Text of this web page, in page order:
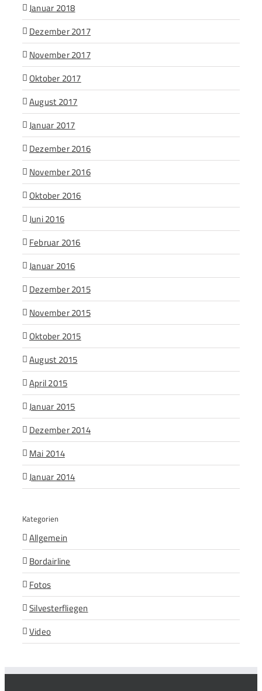
Januar 2018
Dezember 2017
November 2017
Oktober 2017
August 2017
Januar 2017
Dezember 2016
November 2016
Oktober 2016
Juni 2016
Februar 2016
Januar 2016
Dezember 2015
November 2015
Oktober 2015
August 2015
April 2015
Januar 2015
Dezember 2014
Mai 2014
Januar 2014
Kategorien
Allgemein
Bordairline
Fotos
Silvesterfliegen
Video